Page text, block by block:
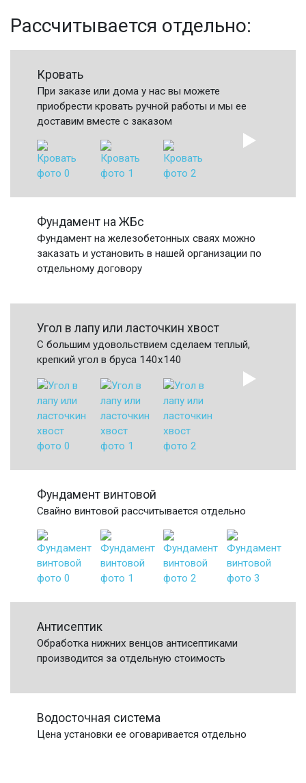
Рассчитывается отдельно:
Кровать
При заказе или дома у нас вы можете
приобрести кровать ручной работы и мы ее
доставим вместе с заказом
Фундамент на ЖБс
Фундамент на железобетонных сваях можно
заказать и установить в нашей организации по
отдельному договору
Угол в лапу или ласточкин хвост
С большим удовольствием сделаем теплый,
крепкий угол в бруса 140х140
Фундамент винтовой
Свайно винтовой рассчитывается отдельно
Антисептик
Обработка нижних венцов антисептиками
производится за отдельную стоимость
Водосточная система
Цена установки ее оговаривается отдельно